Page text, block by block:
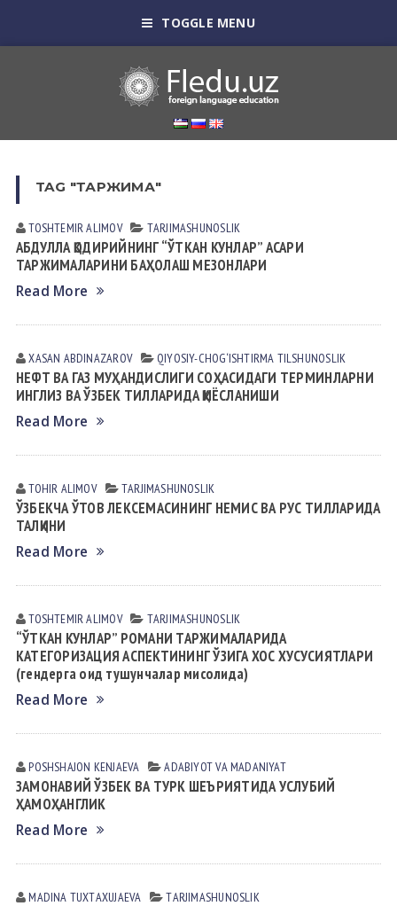
TOGGLE MENU
TAG "ТАРЖИМА"
TOSHTEMIR АLIMOV TАRJIMАSHUNOSLIK
АБДУЛЛА ҚОДИРИЙНИНГ “ЎТКАН КУНЛАР” АСАРИ
ТАРЖИМАЛАРИНИ БАҲОЛАШ МЕЗОНЛАРИ
Read More
XASAN АBDINАZАROV QIYOSIY-CHOG‘ISHTIRMA TILSHUNOSLIK
НЕФТ ВА ГАЗ МУҲАНДИСЛИГИ СОҲАСИДАГИ ТЕРМИНЛАРНИ
ИНГЛИЗ ВА ЎЗБЕК ТИЛЛАРИДА ҚИЁСЛАНИШИ
Read More
TOHIR АLIMOV TАRJIMАSHUNOSLIK
ЎЗБЕКЧА ЎТОВ ЛЕКСЕМАСИНИНГ НЕМИС ВА РУС ТИЛЛАРИДА
ТАЛҚИНИ
Read More
TOSHTEMIR АLIMOV TАRJIMАSHUNOSLIK
“ЎТКАН КУНЛАР” РОМАНИ ТАРЖИМАЛАРИДА
КАТЕГОРИЗАЦИЯ АСПЕКТИНИНГ ЎЗИГА ХОС ХУСУСИЯТЛАРИ
(гендерга оид тушунчалар мисолида)
Read More
POSHSHAJON KENJАEVА АDАBIYOT VА MАDАNIYAT
ЗАМОНАВИЙ ЎЗБЕК ВА ТУРК ШЕЪРИЯТИДА УСЛУБИЙ
ҲАМОҲАНГЛИК
Read More
MADINA TUXTАXUJАEVА TАRJIMАSHUNOSLIK